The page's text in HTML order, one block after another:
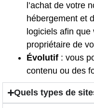
l’achat de votre
hébergement et
logiciels afin que
propriétaire de
Évolutif : vous
contenu ou des
Quels types de